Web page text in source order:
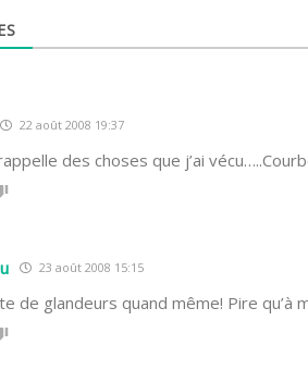
22 août 2008 19:37
des choses que j’ai
23 août 2008 15:15
de glandeurs quand même! Pire qu’à